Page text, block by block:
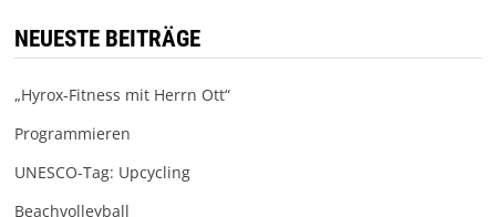
NEUESTE BEITRÄGE
„Hyrox-Fitness mit Herrn Ott“
Programmieren
UNESCO-Tag: Upcycling
Beachvolleyball